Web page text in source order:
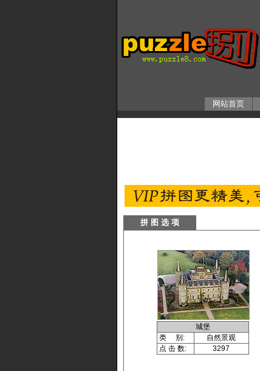
网站首页
拼 图 选 项
城堡
类 别:
自然景观
点 击 数:
3297